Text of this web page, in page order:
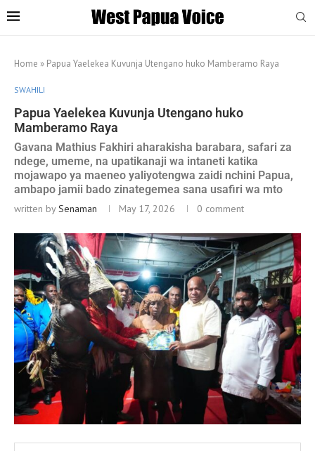
Home » Papua Yaelekea Kuvunja Utengano huko Mamberamo Raya
SWAHILI
Papua Yaelekea Kuvunja Utengano huko
Mamberamo Raya
Gavana Mathius Fakhiri aharakisha barabara, safari za
ndege, umeme, na upatikanaji wa intaneti katika
mojawapo ya maeneo yaliyotengwa zaidi nchini Papua,
ambapo jamii bado zinategemea sana usafiri wa mto
written bySenaman May 17, 2026 0 comment